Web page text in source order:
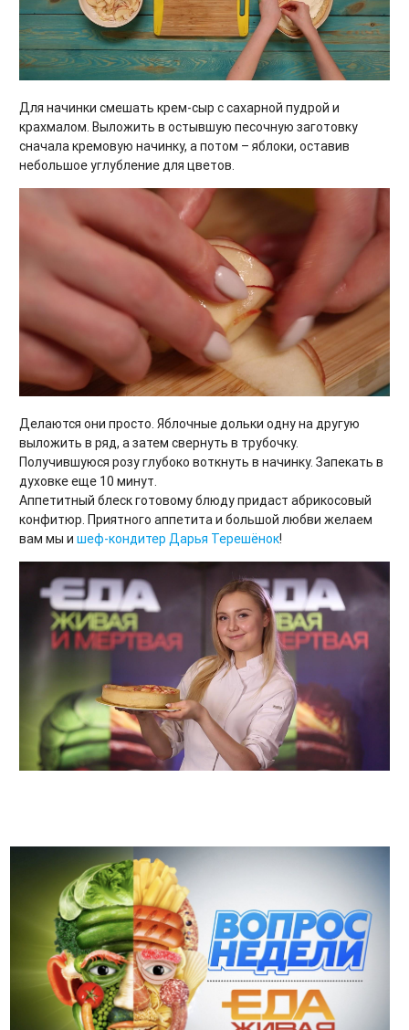
Для начинки смешать крем-сыр с сахарной пудрой и
крахмалом. Выложить в остывшую песочную заготовку
сначала кремовую начинку, а потом – яблоки, оставив
небольшое углубление для цветов.
Делаются они просто. Яблочные дольки одну на другую
выложить в ряд, а затем свернуть в трубочку.
Получившуюся розу глубоко воткнуть в начинку. Запекать в
духовке еще 10 минут.
Аппетитный блеск готовому блюду придаст абрикосовый
конфитюр. Приятного аппетита и большой любви желаем
вам мы и шеф-кондитер Дарья Терешёнок!